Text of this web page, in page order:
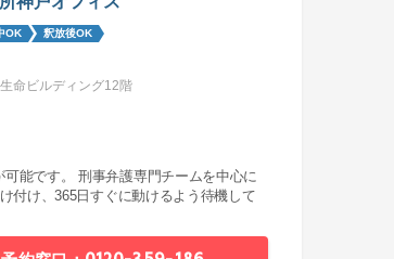
OK 釈放後OK
命ビルディング12階
能です。 刑事弁護専門チームを中心に
付け、365日すぐに動けるよう待機して